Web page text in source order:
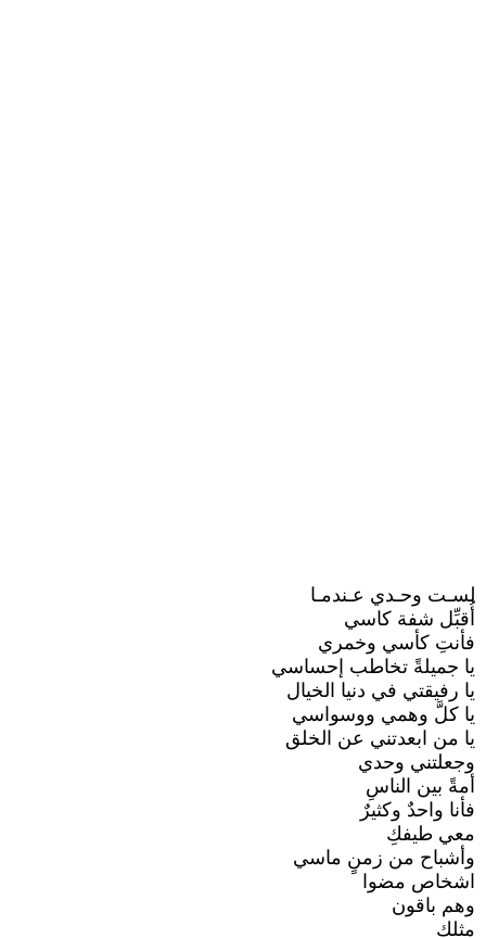
لسـت وحـدي عـندمـا
أُقبِّل شفة كاسي
فأنتِ كأسي وخمري
يا جميلةً تخاطب إحساسي
يا رفيقتي في دنيا الخيال
يا كلَّ وهمي ووسواسي
يا من ابعدتني عن الخلق
وجعلتني وحدي
أمةً بين الناسِ
فأنا واحدٌ وكثيرٌ
معي طيفكِ
وأشباح من زمنٍ ماسي
اشخاص مضوا
وهم باقون
مثلك